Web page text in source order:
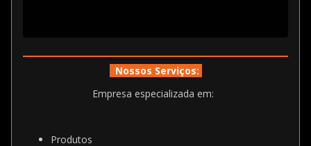
Nossos Serviços:
Empresa especializada em:
Produtos